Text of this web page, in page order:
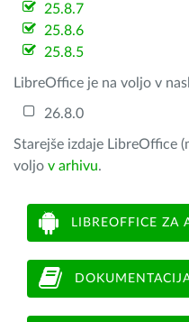
25.8.7
25.8.6
25.8.5
LibreOffice je na voljo v
26.8.0
Starejše izdaje LibreOffice
voljo v arhivu.
LIBREOFFICE ZA